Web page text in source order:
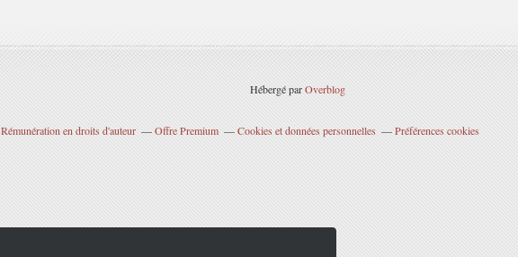
Hébergé parOverblog
Rémunération en droits d'auteur Offre Premium Cookies et données personnelles Préférences cookies